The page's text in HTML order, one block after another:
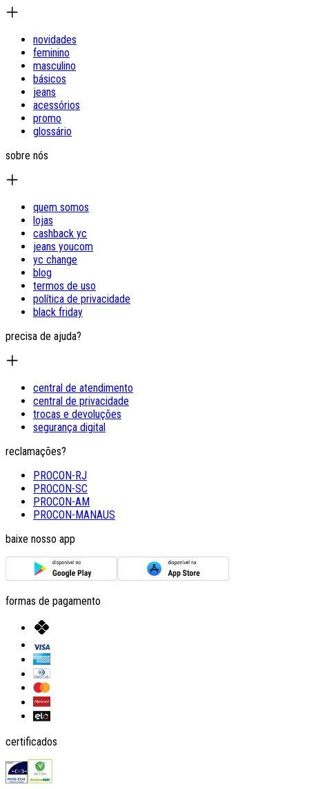
novidades
feminino
masculino
básicos
jeans
acessórios
promo
glossário
sobre nós
quem somos
lojas
cashback yc
jeans youcom
yc change
blog
termos de uso
política de privacidade
black friday
precisa de ajuda?
central de atendimento
central de privacidade
trocas e devoluções
segurança digital
reclamações?
PROCON-RJ
PROCON-SC
PROCON-AM
PROCON-MANAUS
baixe nosso app
formas de pagamento
certificados